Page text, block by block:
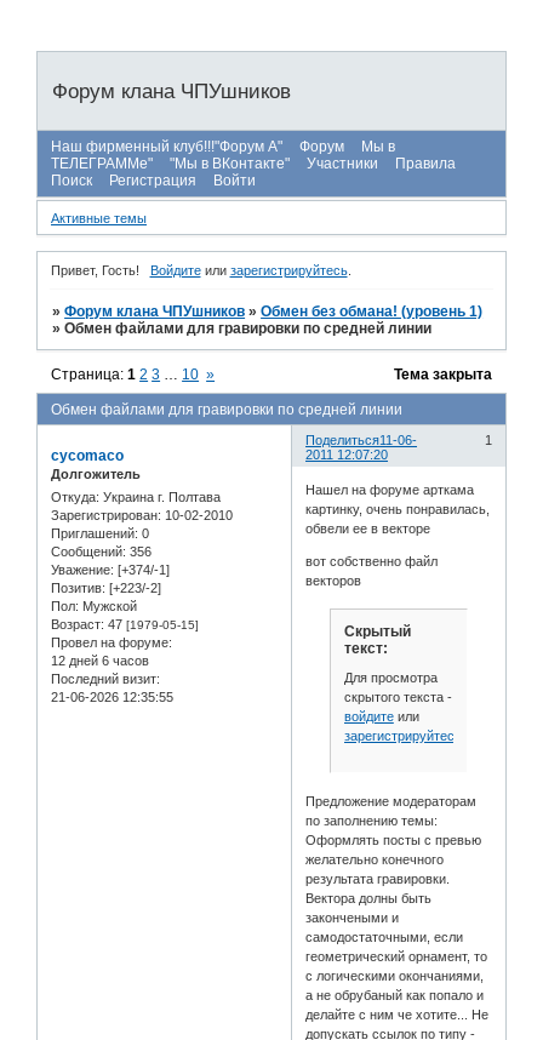
Форум клана ЧПУшников
Наш фирменный клуб!!!"Форум А" Форум
Мы в
ТЕЛЕГРАММе"
"Мы в ВКонтакте" Участники
Правила
Поиск
Регистрация Войти
Активные темы
Привет, Гость! Войдитеили зарегистрируйтесь.
»Форум клана ЧПУшников »Обмен без обмана! (уровень 1)
»Обмен файлами для гравировки по средней линии
Обмен файлами для гравировки по средней линии
Страница:1 2 3 10 » Тема закрыта
Поделиться 1
11-06-
2011 12:07:20
cycomaco
Долгожитель
Откуда: Украина г. Полтава
Зарегистрирован: 10-02-2010
Приглашений: 0
Сообщений: 356
Уважение: [+374/-1]
Позитив: [+223/-2]
Пол: Мужской
Возраст: 47 [1979-05-15]
Провел на форуме:
12 дней 6 часов
Последний визит:
21-06-2026 12:35:55
Нашел на форуме арткама
картинку, очень понравилась,
обвели ее в векторе
вот собственно файл
векторов
Скрытый
текст:
Для просмотра
скрытого текста -
войдитеили
зарегистрируйтесь
Предложение модераторам
по заполнению темы:
Оформлять посты с превью
желательно конечного
результата гравировки.
Вектора долны быть
закончеными и
самодостаточными, если
геометрический орнамент, то
с логическими окончаниями,
а не обрубаный как попало и
делайте с ним че хотите... Не
допускать ссылок по типу -